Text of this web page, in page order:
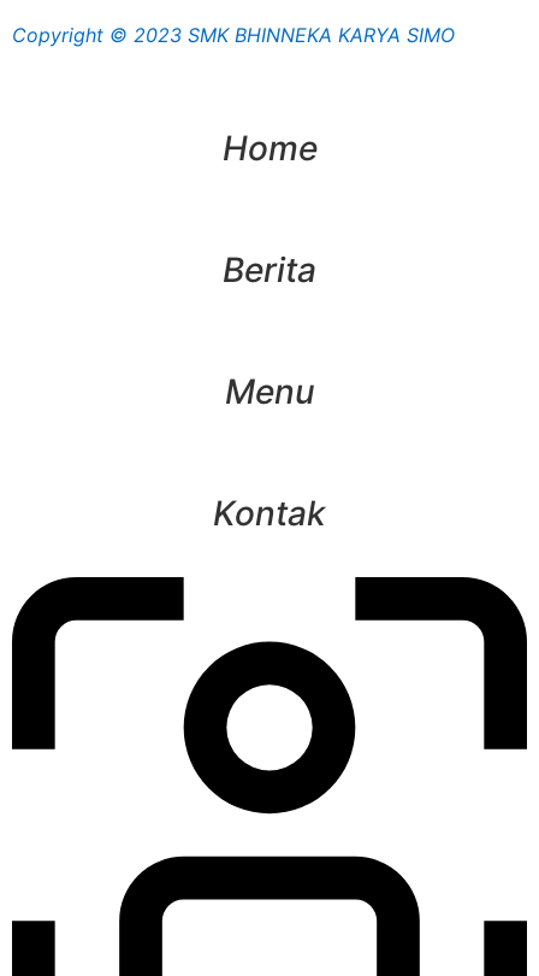
Copyright © 2023 SMK BHINNEKA KARYA SIMO
Home
Berita
Menu
Kontak